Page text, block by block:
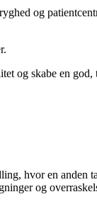
og
og skabe en
hvor en anden
og